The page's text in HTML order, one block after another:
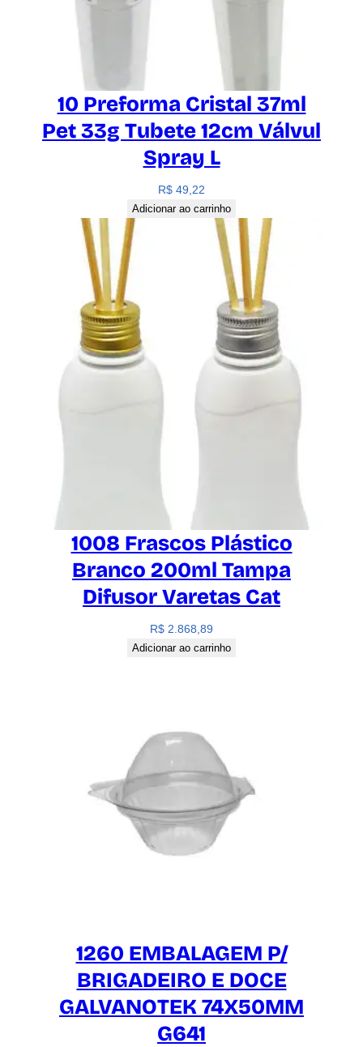
10 Preforma Cristal 37ml
Pet 33g Tubete 12cm Válvul
Spray L
R$ 49,22
Adicionar ao carrinho
1008 Frascos Plástico
Branco 200ml Tampa
Difusor Varetas Cat
R$ 2.868,89
Adicionar ao carrinho
1260 EMBALAGEM P/
BRIGADEIRO E DOCE
GALVANOTEK 74X50MM
G641